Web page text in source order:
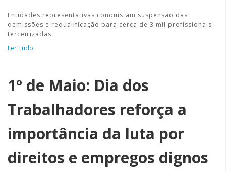
Entidades representativas conquistam suspensão das
demissões e requalificação para cerca de 3 mil profissionais
terceirizadas
Ler Tudo
1º de Maio: Dia dos
Trabalhadores reforça a
importância da luta por
direitos e empregos dignos